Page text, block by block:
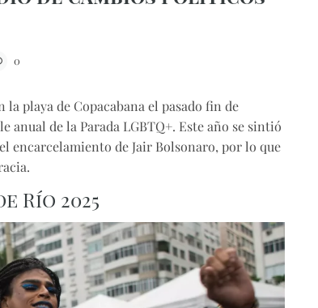
0
playa de Copacabana el pasado fin de
anual de la Parada LGBTQ+. Este año se sintió
encarcelamiento de Jair Bolsonaro, por lo que
Río 2025